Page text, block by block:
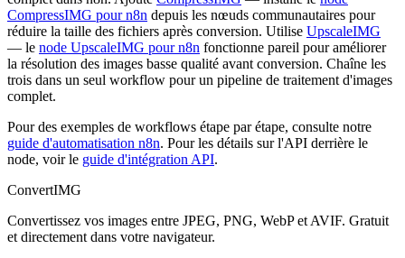
CompressIMG pour n8n depuis les nœuds communautaires pour
réduire la taille des fichiers après conversion. Utilise UpscaleIMG
— le node UpscaleIMG pour n8n fonctionne pareil pour améliorer
la résolution des images basse qualité avant conversion. Chaîne les
trois dans un seul workflow pour un pipeline de traitement d'images
complet.
Pour des exemples de workflows étape par étape, consulte notre
guide d'automatisation n8n. Pour les détails sur l'API derrière le
node, voir le guide d'intégration API.
ConvertIMG
Convertissez vos images entre JPEG, PNG, WebP et AVIF. Gratuit
et directement dans votre navigateur.